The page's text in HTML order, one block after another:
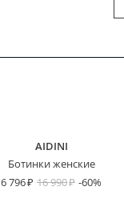
AIDINI
Ботинки женские
6 796
16 990 -60%